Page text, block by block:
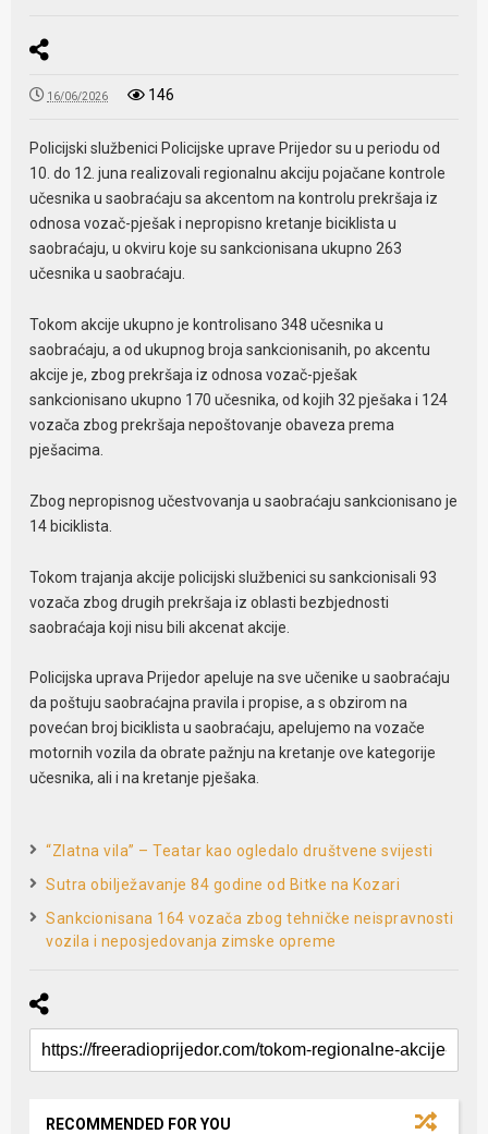
16/06/2026 146
Policijski službenici Policijske uprave Prijedor su u periodu od
10. do 12. juna realizovali regionalnu akciju pojačane kontrole
učesnika u saobraćaju sa akcentom na kontrolu prekršaja iz
odnosa vozač-pješak i nepropisno kretanje biciklista u
saobraćaju, u okviru koje su sankcionisana ukupno 263
učesnika u saobraćaju.
Tokom akcije ukupno je kontrolisano 348 učesnika u
saobraćaju, a od ukupnog broja sankcionisanih, po akcentu
akcije je, zbog prekršaja iz odnosa vozač-pješak
sankcionisano ukupno 170 učesnika, od kojih 32 pješaka i 124
vozača zbog prekršaja nepoštovanje obaveza prema
pješacima.
Zbog nepropisnog učestvovanja u saobraćaju sankcionisano je
14 biciklista.
Tokom trajanja akcije policijski službenici su sankcionisali 93
vozača zbog drugih prekršaja iz oblasti bezbjednosti
saobraćaja koji nisu bili akcenat akcije.
Policijska uprava Prijedor apeluje na sve učenike u saobraćaju
da poštuju saobraćajna pravila i propise, a s obzirom na
povećan broj biciklista u saobraćaju, apelujemo na vozače
motornih vozila da obrate pažnju na kretanje ove kategorije
učesnika, ali i na kretanje pješaka.
“Zlatna vila” – Teatar kao ogledalo društvene svijesti
Sutra obilježavanje 84 godine od Bitke na Kozari
Sankcionisana 164 vozača zbog tehničke neispravnosti
vozila i neposjedovanja zimske opreme
RECOMMENDED FOR YOU